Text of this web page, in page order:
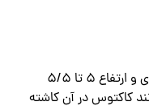
گلدان شماره 6 دارای دهانه 6 سانتی متری و ارتفاع 5 تا 5/5
کاکتوس در آن کاشته